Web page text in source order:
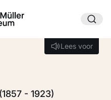
Lees voor
Lees voor
- 1923)